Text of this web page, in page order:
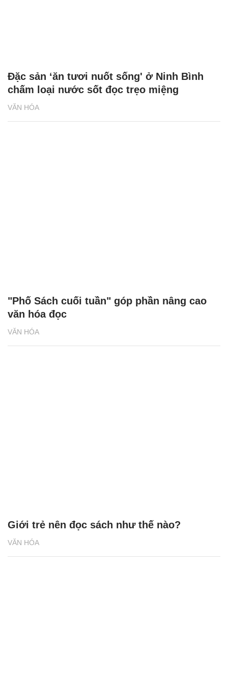
VĂN HÓA
Đặc sản ‘ăn tươi nuốt sống' ở Ninh Bình
chấm loại nước sốt đọc trẹo miệng
VĂN HÓA
"Phố Sách cuối tuần" góp phần nâng cao
văn hóa đọc
VĂN HÓA
Giới trẻ nên đọc sách như thế nào?